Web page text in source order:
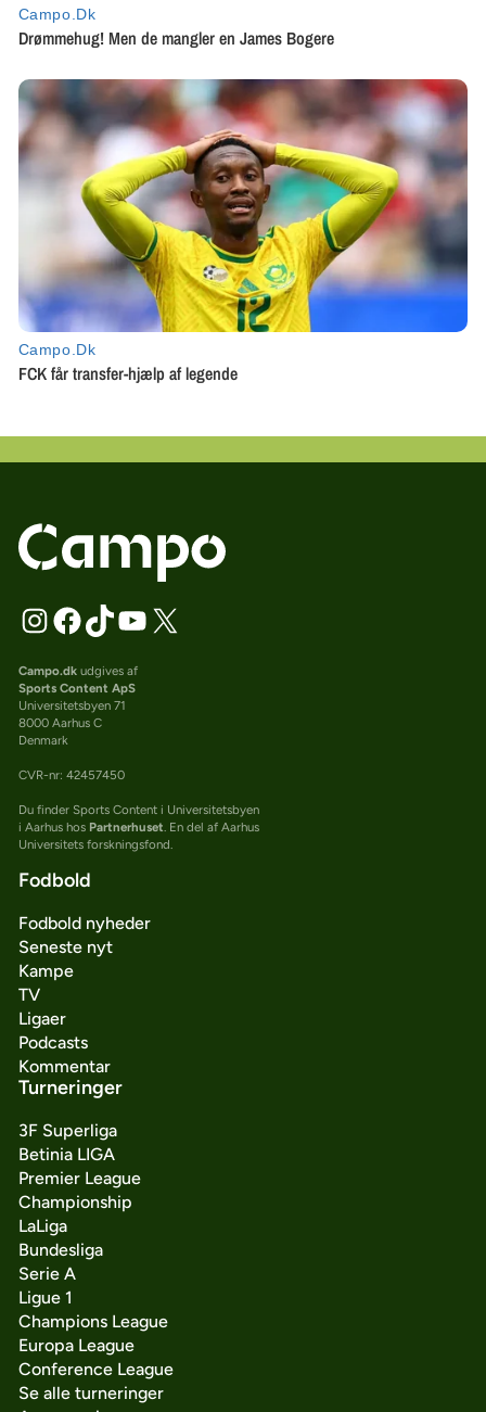
Campo.dkudgives af
Sports Content ApS
Universitetsbyen 71
8000 Aarhus C
Denmark
CVR-nr: 42457450
Du finder Sports Content i Universitetsbyen
i Aarhus hos Partnerhuset. En del af Aarhus
Universitets forskningsfond.
Fodbold
Fodbold nyheder
Seneste nyt
Kampe
TV
Ligaer
Podcasts
Kommentar
Turneringer
3F Superliga
Betinia LIGA
Premier League
Championship
LaLiga
Bundesliga
Serie A
Ligue 1
Champions League
Europa League
Conference League
Se alle turneringer